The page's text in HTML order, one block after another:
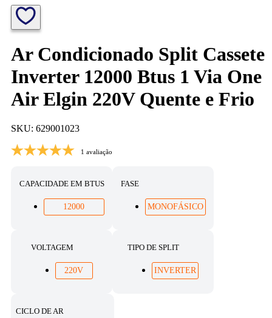
Ar Condicionado Split Cassete
Inverter 12000 Btus 1 Via One
Air Elgin 220V Quente e Frio
SKU: 629001023
1 avaliação
CAPACIDADE EM BTUS
12000
FASE
MONOFÁSICO
VOLTAGEM
220V
TIPO DE SPLIT
INVERTER
CICLO DE AR